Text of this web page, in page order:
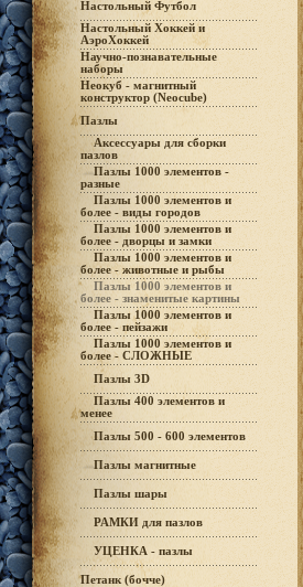
Настольный Футбол
Настольный Хоккей и
АэроХоккей
Научно-познавательные
наборы
Неокуб - магнитный
конструктор (Neocube)
Пазлы
Аксессуары для сборки
пазлов
Пазлы 1000 элементов -
разные
Пазлы 1000 элементов и
более - виды городов
Пазлы 1000 элементов и
более - дворцы и замки
Пазлы 1000 элементов и
более - животные и рыбы
Пазлы 1000 элементов и
более - знаменитые картины
Пазлы 1000 элементов и
более - пейзажи
Пазлы 1000 элементов и
более - СЛОЖНЫЕ
Пазлы 3D
Пазлы 400 элементов и
менее
Пазлы 500 - 600 элементов
Пазлы магнитные
Пазлы шары
РАМКИ для пазлов
УЦЕНКА - пазлы
Петанк (бочче)